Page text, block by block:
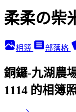
柔柔の柴
相簿 部落格
銅鑼-九湖農
1114 的相簿